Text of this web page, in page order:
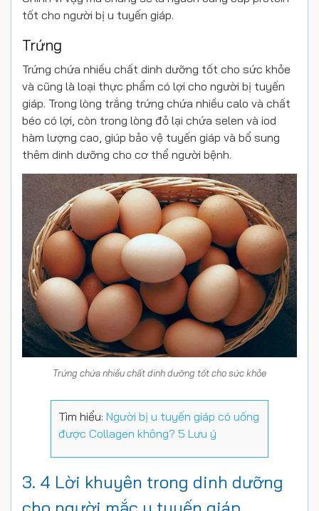
tốt cho người bị u tuyến giáp.
Trứng
Trứng chứa nhiều chất dinh dưỡng tốt cho sức khỏe
và cũng là loại thực phẩm có lợi cho người bị tuyến
giáp. Trong lòng trắng trứng chứa nhiều calo và chất
béo có lợi, còn trong lòng đỏ lại chứa selen và iod
hàm lượng cao, giúp bảo vệ tuyến giáp và bổ sung
thêm dinh dưỡng cho cơ thể người bệnh.
Trứng chứa nhiều chất dinh dưỡng tốt cho sức khỏe
Tìm hiểu: Người bị u tuyến giáp có uống
được Collagen không? 5 Lưu ý
3. 4 Lời khuyên trong dinh dưỡng